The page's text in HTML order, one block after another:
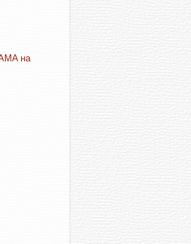
на